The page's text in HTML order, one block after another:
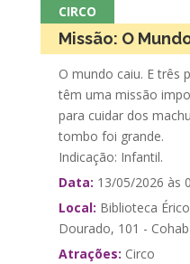
CIRCO
Missão: O
O mundo caiu. E três
têm uma missão
para cuidar dos
tombo foi grande.
Indicação: Infantil.
Data: 13/05/2026 às
Local: Biblioteca
Dourado, 101 -
Atrações: Circo